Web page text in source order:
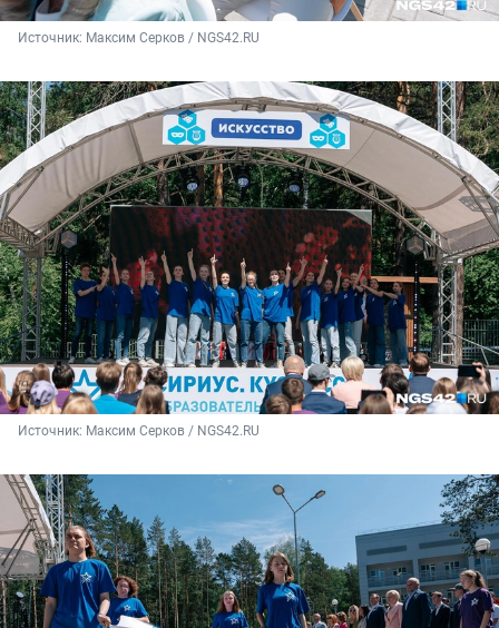
Источник: Максим Серков / NGS42.RU
Источник: Максим Серков / NGS42.RU